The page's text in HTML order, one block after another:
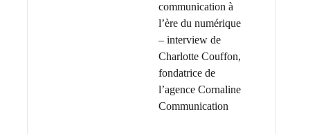
communication à
l’ère du numérique
– interview de
Charlotte Couffon,
fondatrice de
l’agence Cornaline
Communication